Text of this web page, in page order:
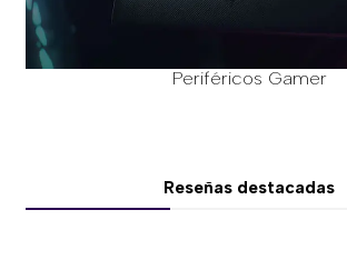
Periféricos Gamer
Reseñas destacadas